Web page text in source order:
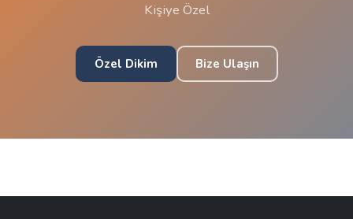
Kişiye Özel
Özel Dikim Bize Ulaşın